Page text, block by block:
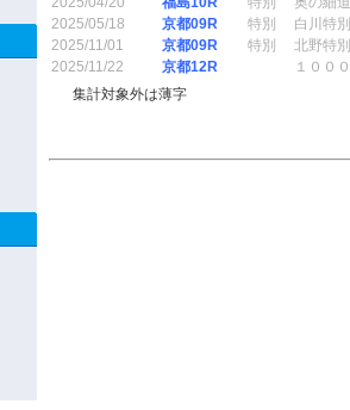
2025/05/18
京都09R 特別
白川特別
2025/11/01
京都09R 特別
北野特別
2025/11/22
京都12R
１００
集計対象外は薄字